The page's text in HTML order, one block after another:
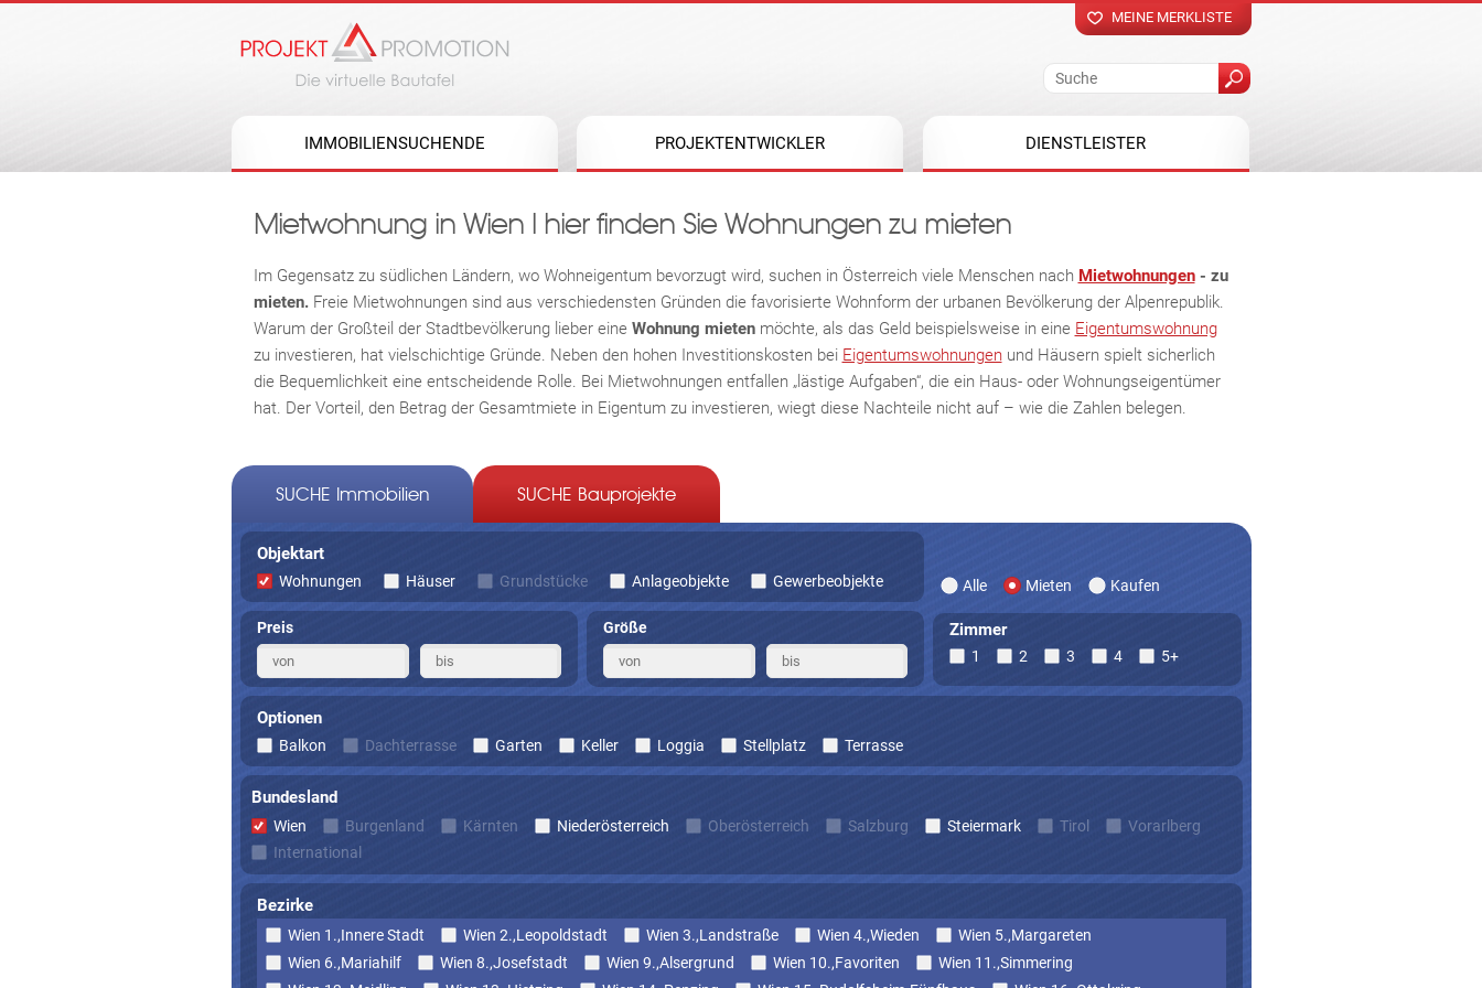
MEINE MERKLISTE
IMMOBILIENSUCHENDE PROJEKTENTWICKLER DIENSTLEISTER
Mietwohnung in Wien I hier finden Sie Wohnungen zu mieten
Im Gegensatz zu südlichen Ländern, wo Wohneigentum bevorzugt wird, suchen in Österreich viele Menschen nach Mietwohnungen- zu
mieten. Freie Mietwohnungen sind aus verschiedensten Gründen die favorisierte Wohnform der urbanen Bevölkerung der Alpenrepublik.
Warum der Großteil der Stadtbevölkerung lieber eine Wohnung mieten möchte, als das Geld beispielsweise in eine Eigentumswohnung
zu investieren, hat vielschichtige Gründe. Neben den hohen Investitionskosten bei Eigentumswohnungenund Häusern spielt sicherlich
die Bequemlichkeit eine entscheidende Rolle. Bei Mietwohnungen entfallen „lästige Aufgaben“, die ein Haus- oder Wohnungseigentümer
hat. Der Vorteil, den Betrag der Gesamtmiete in Eigentum zu investieren, wiegt diese Nachteile nicht auf – wie die Zahlen belegen.
SUCHE Immobilien SUCHE Bauprojekte
Objektart
Wohnungen Häuser Grundstücke Anlageobjekte Gewerbeobjekte Alle Mieten Kaufen
Preis Größe Zimmer
1 2 3 4 5+
Optionen
Balkon Dachterrasse Garten Keller Loggia Stellplatz Terrasse
Bundesland
Wien Burgenland Kärnten Niederösterreich Oberösterreich Salzburg Steiermark Tirol
Vorarlberg
International
Bezirke
Wien 1.,Innere Stadt Wien 2.,Leopoldstadt Wien 3.,Landstraße Wien 4.,Wieden
Wien 5.,Margareten
Wien 6.,Mariahilf
Wien 8.,Josefstadt Wien 9.,Alsergrund Wien 10.,Favoriten
Wien 11.,Simmering